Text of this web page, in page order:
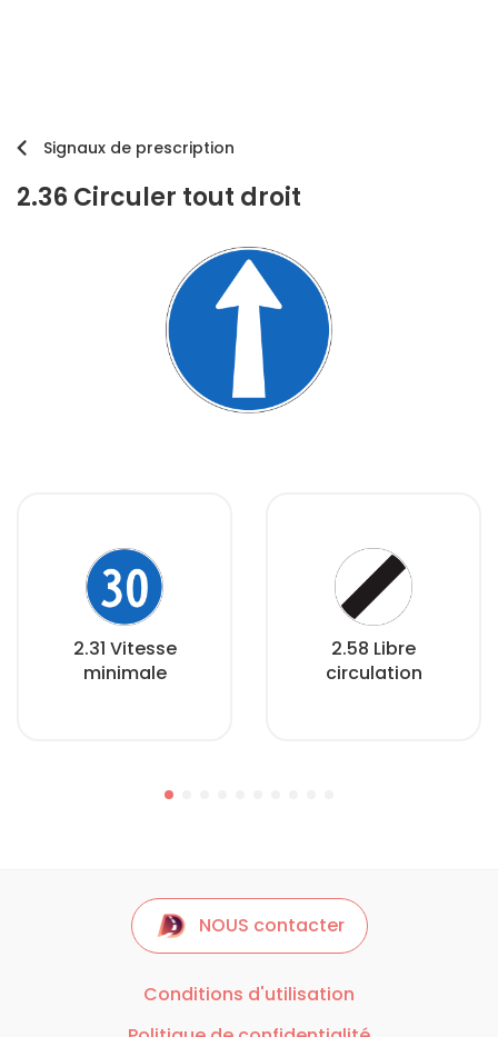
Signaux de prescription
2.36 Circuler tout droit
2.31 Vitesse
minimale
2.58 Libre
circulation
NOUS contacter
Conditions d'utilisation